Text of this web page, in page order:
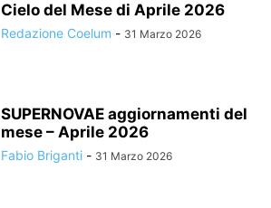
Cielo del Mese di Aprile 2026
Redazione Coelum - 31 Marzo 2026
SUPERNOVAE aggiornamenti del
mese – Aprile 2026
Fabio Briganti - 31 Marzo 2026